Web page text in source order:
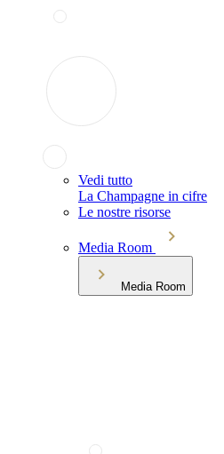
Vedi tutto
La Champagne in cifre
Le nostre risorse
Media Room
Media Room